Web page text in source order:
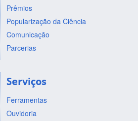
Prêmios
Popularização da Ciência
Comunicação
Parcerias
Serviços
Ferramentas
Ouvidoria